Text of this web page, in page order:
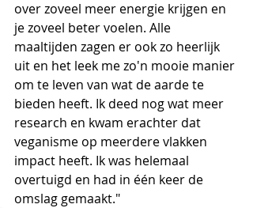
over zoveel meer energie krijgen en
je zoveel beter voelen. Alle
maaltijden zagen er ook zo heerlijk
uit en het leek me zo'n mooie manier
om te leven van wat de aarde te
bieden heeft. Ik deed nog wat meer
research en kwam erachter dat
veganisme op meerdere vlakken
impact heeft. Ik was helemaal
overtuigd en had in één keer de
omslag gemaakt."